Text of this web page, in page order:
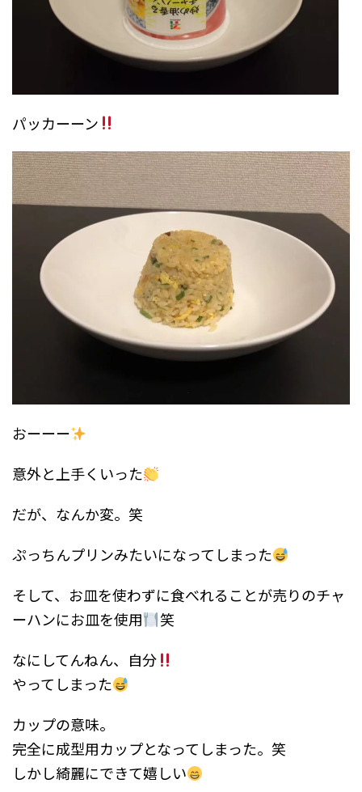
パッカーーン
おーーー
意外と上手くいった
だが、なんか変。笑
ぷっちんプリンみたいになってしまった
そして、お皿を使わずに食べれることが売りのチャ
ーハンにお皿を使用
笑
なにしてんねん、自分
やってしまった
カップの意味。
完全に成型用カップとなってしまった。笑
しかし綺麗にできて嬉しい